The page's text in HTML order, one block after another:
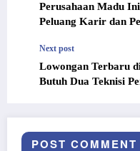
Perusahaan Madu
Peluang Karir dan
Next post
Lowongan Terbaru
Butuh Dua Teknisi
POST COMMENT